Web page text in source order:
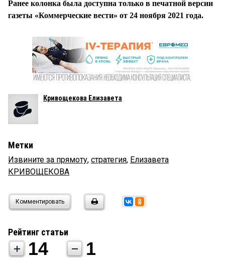
Ранее колонка была доступна только в печатной версии
газеты «Коммерческие вести» от 24 ноября 2021 года.
Кривощекова Елизавета
Метки
Извините за прямоту, стратегия, Елизавета
КРИВОЩЕКОВА
Комментировать
Рейтинг статьи
14 1